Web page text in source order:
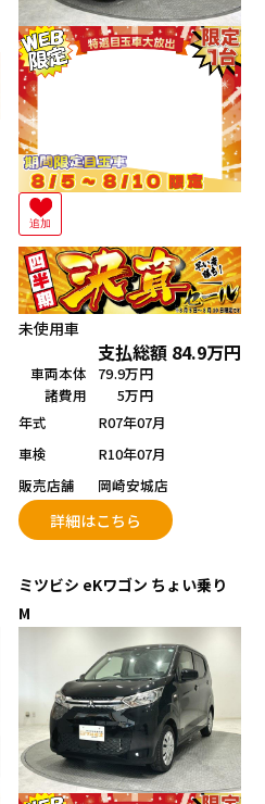
追加
未使用車
支払総額 84.9万円
車両本体
79.9万円
諸費用
5万円
年式
R07年07月
車検
R10年07月
販売店舗
岡崎安城店
詳細はこちら
ミツビシ eKワゴン ちょい乗り
M